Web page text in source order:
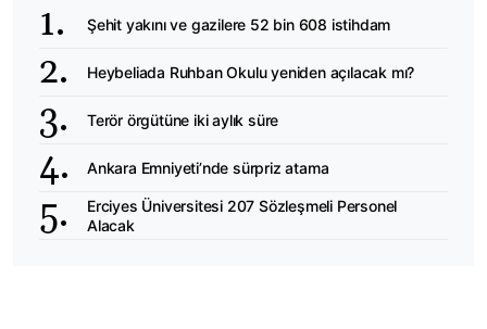
Şehit yakını ve gazilere 52 bin 608 istihdam
Heybeliada Ruhban Okulu yeniden açılacak mı?
Terör örgütüne iki aylık süre
Ankara Emniyeti’nde sürpriz atama
Erciyes Üniversitesi 207 Sözleşmeli Personel
Alacak